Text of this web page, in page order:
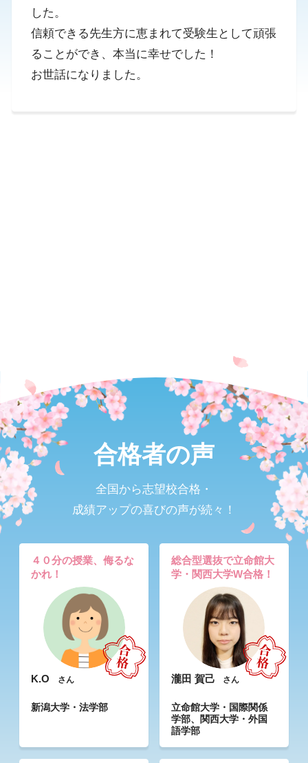
した。
信頼できる先生方に恵まれて受験生として頑張
ることができ、本当に幸せでした！
お世話になりました。
合格者の声
全国から志望校合格・
成績アップの喜びの声が続々！
４０分の授業、侮るな
かれ！
K.O さん
新潟大学・法学部
総合型選抜で立命館大
学・関西大学W合格！
瀧田 賀己 さん
立命館大学・国際関係
学部、関西大学・外国
語学部